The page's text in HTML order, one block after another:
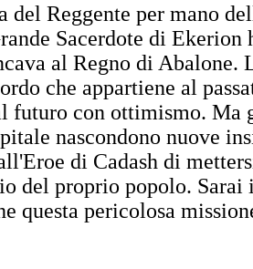
del Reggente per mano
Sacerdote di
al Regno di Abalone.
che appartiene al
futuro con ottimismo. Ma
nascondono nuove
di Cadash di
del proprio popolo. Sarai
questa pericolosa